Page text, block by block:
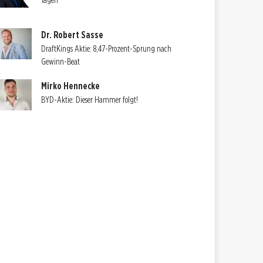
Dr. Robert Sasse
DraftKings Aktie: 8,47-Prozent-Sprung nach
Gewinn-Beat
Mirko Hennecke
BYD-Aktie: Dieser Hammer folgt!